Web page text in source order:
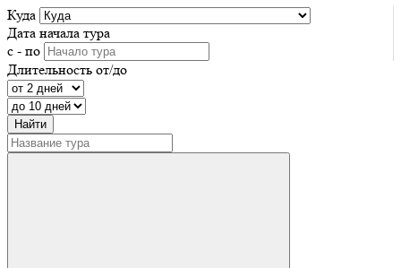
Куда
Дата начала тура
с - по
Длительность от/до